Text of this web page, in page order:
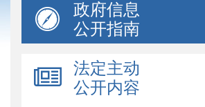
政府信息
公开指南
法定主动
公开内容